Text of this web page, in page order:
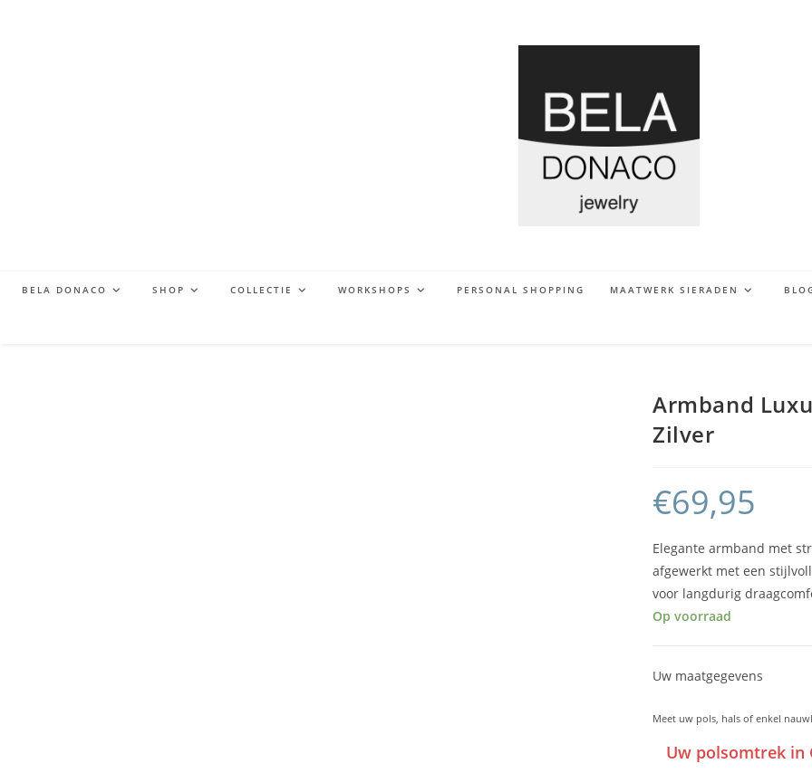
BELA DONACO SHOP COLLECTIE WORKSHOPS PERSONAL SHOPPING MAATWERK SIERADEN
Armband
Zilver
€69,95
Elegante armband met
afgewerkt met een
voor langdurig
Op voorraad
Uw maatgegevens
Meet uw pols, hals of enkel
Uw polsomtrek in